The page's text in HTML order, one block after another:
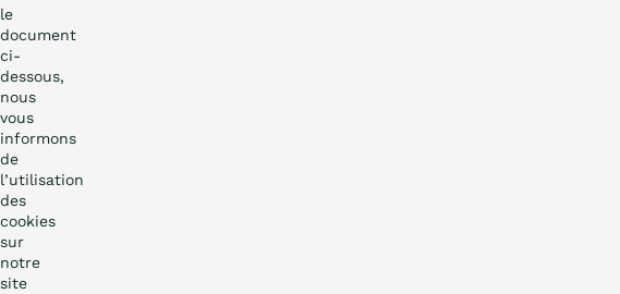
le
document
ci-
dessous,
nous
vous
informons
de
l’utilisation
des
cookies
sur
notre
site